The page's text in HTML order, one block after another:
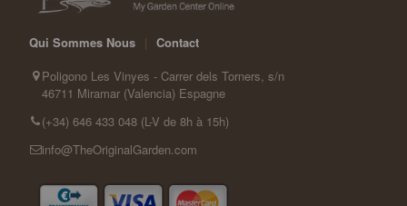
Qui Sommes Nous
Contact
Poligono Les Vinyes - Carrer dels Torners, s/n
46711 Miramar (Valencia) Espagne
(+34) 646 433 048 (L-V de 8h à 15h)
info@TheOriginalGarden.com